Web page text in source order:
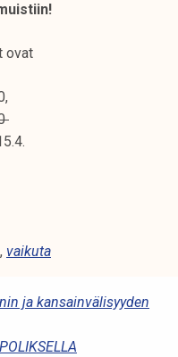
ovat
, vaikuta
ja kansainvälisyyden